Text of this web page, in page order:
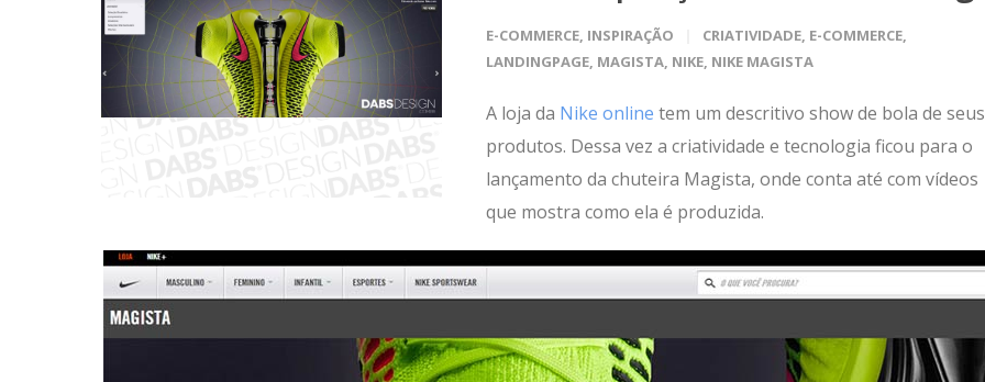
E-COMMERCE, INSPIRAÇÃO CRIATIVIDADE, E-COMMERCE,
LANDINGPAGE, MAGISTA, NIKE, NIKE MAGISTA
A loja da Nike online tem um descritivo show de bola de seus
produtos. Dessa vez a criatividade e tecnologia ficou para o
lançamento da chuteira Magista, onde conta até com vídeos
que mostra como ela é produzida.